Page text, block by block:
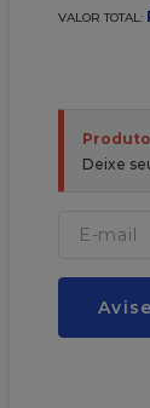
VALOR TOTAL:
Deixe